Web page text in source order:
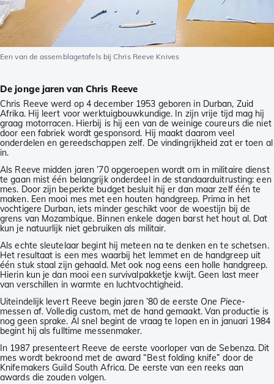
Een van de assemblagetafels bij Chris Reeve Knives
De jonge jaren van Chris Reeve
Chris Reeve werd op 4 december 1953 geboren in Durban, Zuid
Afrika. Hij leert voor werktuigbouwkundige. In zijn vrije tijd mag hij
graag motorracen. Hierbij is hij een van de weinige coureurs die niet
door een fabriek wordt gesponsord. Hij maakt daarom veel
onderdelen en gereedschappen zelf. De vindingrijkheid zat er toen al
in.
Als Reeve midden jaren ’70 opgeroepen wordt om in militaire dienst
te gaan mist één belangrijk onderdeel in de standaarduitrusting: een
mes. Door zijn beperkte budget besluit hij er dan maar zelf één te
maken. Een mooi mes met een houten handgreep. Prima in het
vochtigere Durban, iets minder geschikt voor de woestijn bij de
grens van Mozambique. Binnen enkele dagen barst het hout al. Dat
kun je natuurlijk niet gebruiken als militair.
Als echte sleutelaar begint hij meteen na te denken en te schetsen.
Het resultaat is een mes waarbij het lemmet en de handgreep uit
één stuk staal zijn gehaald. Met ook nog eens een holle handgreep.
Hierin kun je dan mooi een survivalpakketje kwijt. Geen last meer
van verschillen in warmte en luchtvochtigheid.
Uiteindelijk levert Reeve begin jaren ’80 de eerste One Piece-
messen af. Volledig custom, met de hand gemaakt. Van productie is
nog geen sprake. Al snel begint de vraag te lopen en in januari 1984
begint hij als fulltime messenmaker.
In 1987 presenteert Reeve de eerste voorloper van de Sebenza. Dit
mes wordt bekroond met de award “Best folding knife” door de
Knifemakers Guild South Africa. De eerste van een reeks aan
awards die zouden volgen.